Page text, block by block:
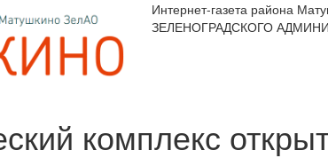
Интернет-газета района
ЗЕЛЕНОГРАДСКОГО
комплекс